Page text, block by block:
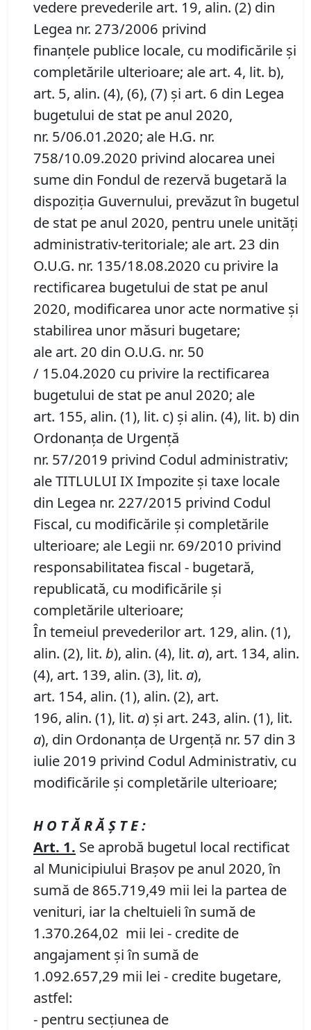
vedere prevederile art. 19, alin. (2) din
Legea nr. 273/2006 privind
finanțele publice locale, cu modificările și
completările ulterioare; ale art. 4, lit. b),
art. 5, alin. (4), (6), (7) și art. 6 din Legea
bugetului de stat pe anul 2020,
nr. 5/06.01.2020; ale H.G. nr.
758/10.09.2020 privind alocarea unei
sume din Fondul de rezervă bugetară la
dispoziția Guvernului, prevăzut în bugetul
de stat pe anul 2020, pentru unele unități
administrativ-teritoriale; ale art. 23 din
O.U.G. nr. 135/18.08.2020 cu privire la
rectificarea bugetului de stat pe anul
2020, modificarea unor acte normative și
stabilirea unor măsuri bugetare;
ale art. 20 din O.U.G. nr. 50
/ 15.04.2020 cu privire la rectificarea
bugetului de stat pe anul 2020; ale
art. 155, alin. (1), lit. c) și alin. (4), lit. b) din
Ordonanța de Urgență
nr. 57/2019 privind Codul administrativ;
ale TITLULUI IX Impozite și taxe locale
din Legea nr. 227/2015 privind Codul
Fiscal, cu modificările și completările
ulterioare; ale Legii nr. 69/2010 privind
responsabilitatea fiscal - bugetară,
republicată, cu modificările și
completările ulterioare;
În temeiul prevederilor art. 129, alin. (1),
alin. (2), lit. b), alin. (4), lit. a), art. 134, alin.
(4), art. 139, alin. (3), lit. a),
art. 154, alin. (1), alin. (2), art.
196, alin. (1), lit. a) și art. 243, alin. (1), lit.
a), din Ordonanța de Urgență nr. 57 din 3
iulie 2019 privind Codul Administrativ, cu
modificările și completările ulterioare;
H O T Ă R Ă Ş T E :
Art. 1. Se aprobă bugetul local rectificat
al Municipiului Brașov pe anul 2020, în
sumă de 865.719,49 mii lei la partea de
venituri, iar la cheltuieli în sumă de
1.370.264,02 mii lei - credite de
angajament și în sumă de
1.092.657,29 mii lei - credite bugetare,
astfel:
- pentru secțiunea de